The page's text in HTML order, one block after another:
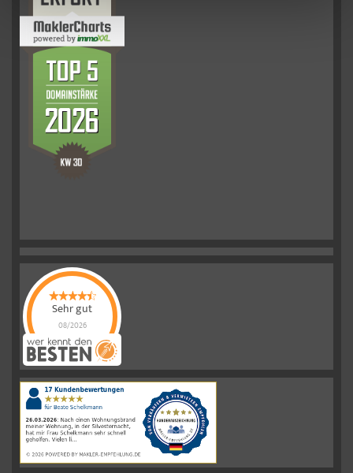
Sehr gut
08/2026
Schelkmann
Immobilienhat
|110Schelkmann
ImmobilienBewertungen
auf
werkenntdenBESTEN.de